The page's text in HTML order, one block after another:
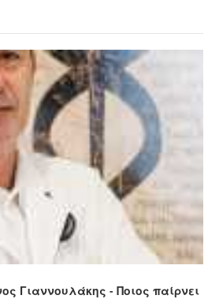
Γιαννουλάκης - Ποιος παίρνει